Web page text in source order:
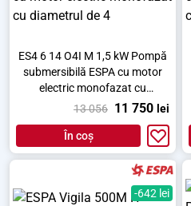
ES4 6 14 O4I M 1,5 kW Pompă
submersibilă ESPA cu motor
electric monofazat cu
diametrul de 4
13 056 11 750 lei
În coș
-642 lei